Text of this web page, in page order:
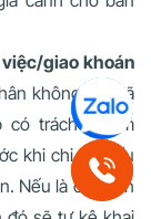
giao khoán
không có mã
có trách nhiệm
khi chi trả nếu
Nếu là cá nhân